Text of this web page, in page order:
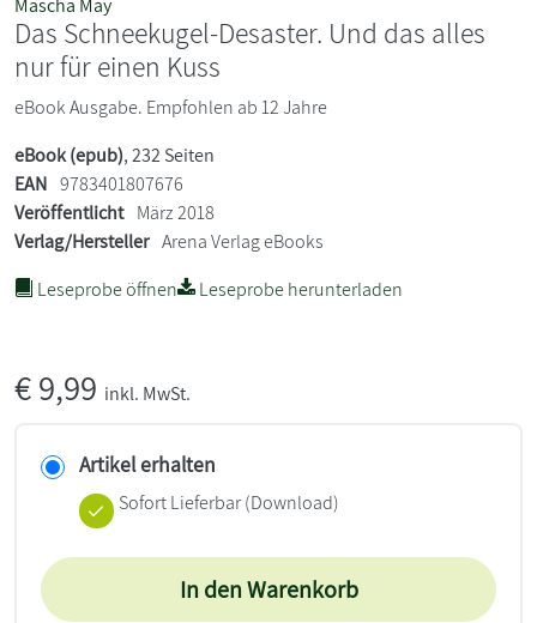
Mascha May
Das Schneekugel-Desaster. Und das alles
nur für einen Kuss
eBook Ausgabe. Empfohlen ab 12 Jahre
eBook (epub), 232 Seiten
EAN 9783401807676
Veröffentlicht März 2018
Verlag/Hersteller Arena Verlag eBooks
Leseprobe öffnen
Leseprobe herunterladen
€9,99 inkl. MwSt.
Artikel erhalten
Sofort Lieferbar (Download)
In den Warenkorb